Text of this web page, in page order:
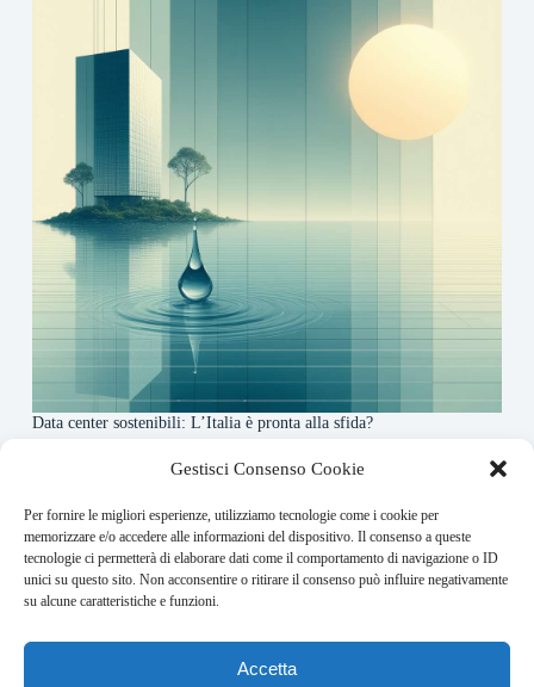
Gestisci Consenso Cookie
Per fornire le migliori esperienze, utilizziamo tecnologie come i cookie per
memorizzare e/o accedere alle informazioni del dispositivo. Il consenso a queste
tecnologie ci permetterà di elaborare dati come il comportamento di navigazione o ID
unici su questo sito. Non acconsentire o ritirare il consenso può influire negativamente
su alcune caratteristiche e funzioni.
Accetta
Data center sostenibili: L’Italia è pronta alla sfida?
About this website
Finance-Bullet.it ogni giorno trova per te le notizie più
rilevanti in ambito finanziario.
Address:
VIA USODIMARE 3 - 37138 - VERONA (VR)